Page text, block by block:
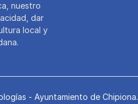
nuestro
dar
local y
- Ayuntamiento de Chipiona.